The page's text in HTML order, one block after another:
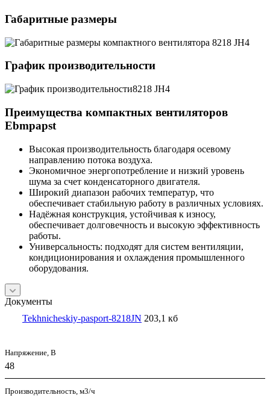
Габаритные размеры
График производительности
Преимущества компактных вентиляторов
Ebmpapst
Высокая производительность благодаря осевому
направлению потока воздуха.
Экономичное энергопотребление и низкий уровень
шума за счет конденсаторного двигателя.
Широкий диапазон рабочих температур, что
обеспечивает стабильную работу в различных условиях.
Надёжная конструкция, устойчивая к износу,
обеспечивает долговечность и высокую эффективность
работы.
Универсальность: подходят для систем вентиляции,
кондиционирования и охлаждения промышленного
оборудования.
Документы
Tekhnicheskiy-pasport-8218JN 203,1 кб
Напряжение, В
48
Производительность, м3/ч